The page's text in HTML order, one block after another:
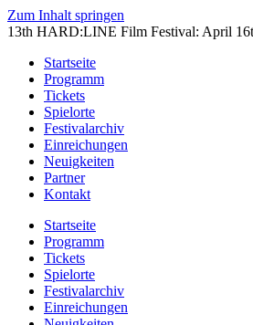
Zum Inhalt springen
13th HARD:LINE Film Festival: April
Startseite
Programm
Tickets
Spielorte
Festivalarchiv
Einreichungen
Neuigkeiten
Partner
Kontakt
Startseite
Programm
Tickets
Spielorte
Festivalarchiv
Einreichungen